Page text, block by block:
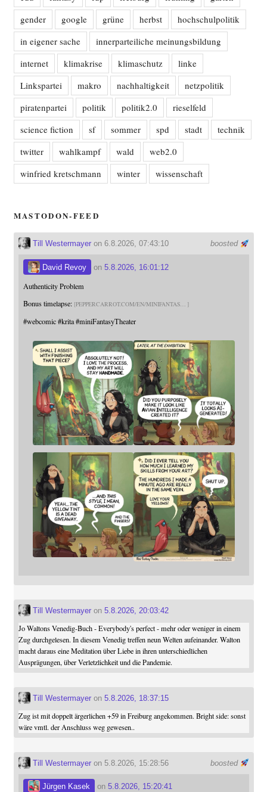
gender
google grüne herbst
hochschulpolitik
in eigener sache
innerparteiliche meinungsbildung
internet
klimakrise klimaschutz
linke
Linkspartei
makro nachhaltigkeit
netzpolitik
piratenpartei
politik politik2.0
rieselfeld
science fiction
sf sommer spd stadt
technik
twitter
wahlkampf wald
web2.0
winfried kretschmann
winter wissenschaft
MASTODON-FEED
boosted
Till Westermayeron 6.8.2026, 07:43:10
David Revoy on 5.8.2026, 16:01:12
Authenticity Problem
Bonus timelapse: PEPPERCARROT.COM/EN/MINIFANTAS
#webcomic #krita #miniFantasyTheater
Till Westermayeron 5.8.2026, 20:03:42
Jo Waltons Venedig-Buch - Everybody's perfect - mehr oder weniger in einem
Zug durchgelesen. In diesem Venedig treffen neun Welten aufeinander. Walton
macht daraus eine Meditation über Liebe in ihren unterschiedlichen
Ausprägungen, über Verletzlichkeit und die Pandemie.
Till Westermayeron 5.8.2026, 18:37:15
Zug ist mit doppelt ärgerlichen +59 in Freiburg angekommen. Bright side: sonst
wäre vmtl. der Anschluss weg gewesen..
boosted
Till Westermayeron 5.8.2026, 15:28:56
Jürgen Kasek on 5.8.2026, 15:20:41